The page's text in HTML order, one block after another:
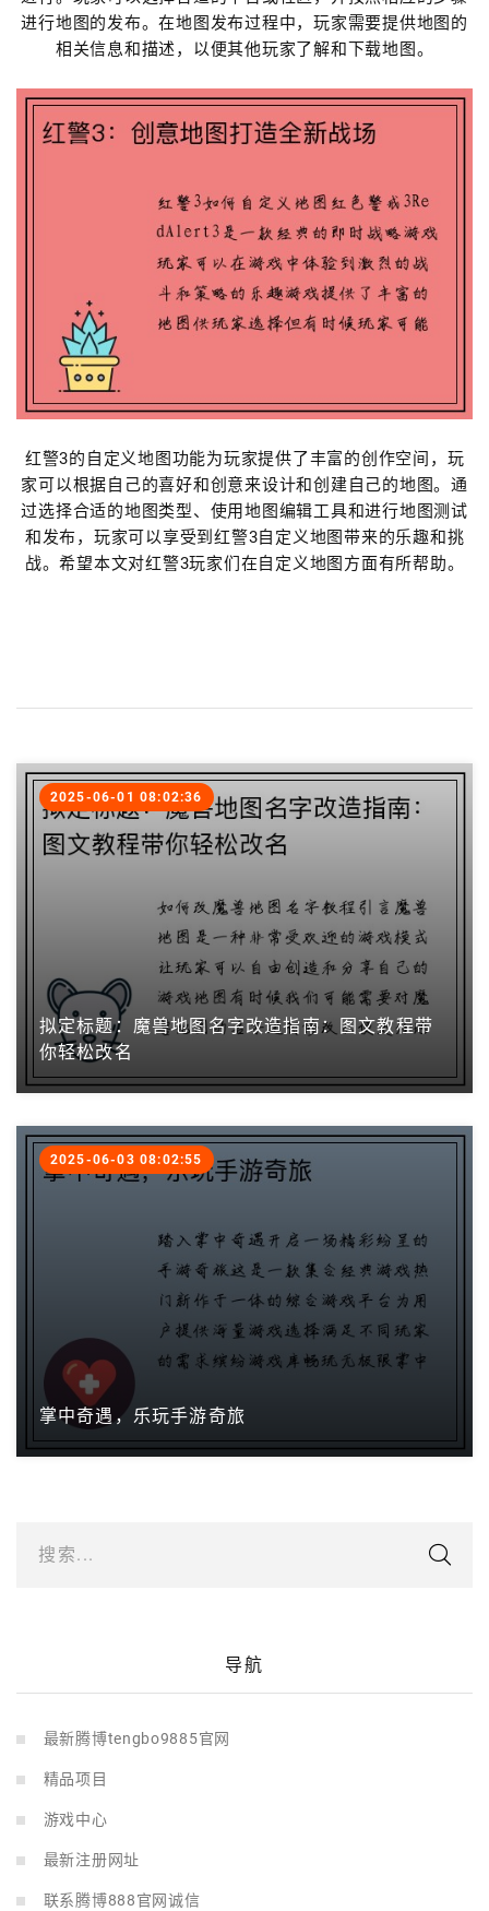
进行地图的发布。在地图发布过程中，玩家需要提供地图的
相关信息和描述，以便其他玩家了解和下载地图。
红警3的自定义地图功能为玩家提供了丰富的创作空间，玩
家可以根据自己的喜好和创意来设计和创建自己的地图。通
过选择合适的地图类型、使用地图编辑工具和进行地图测试
和发布，玩家可以享受到红警3自定义地图带来的乐趣和挑
战。希望本文对红警3玩家们在自定义地图方面有所帮助。
拟定标题：魔兽地图名字改造指南：图文教程带
你轻松改名
2025-06-01 08:02:36
掌中奇遇，乐玩手游奇旅
2025-06-03 08:02:55
搜索...
导航
最新腾博tengbo9885官网
精品项目
游戏中心
最新注册网址
联系腾博888官网诚信